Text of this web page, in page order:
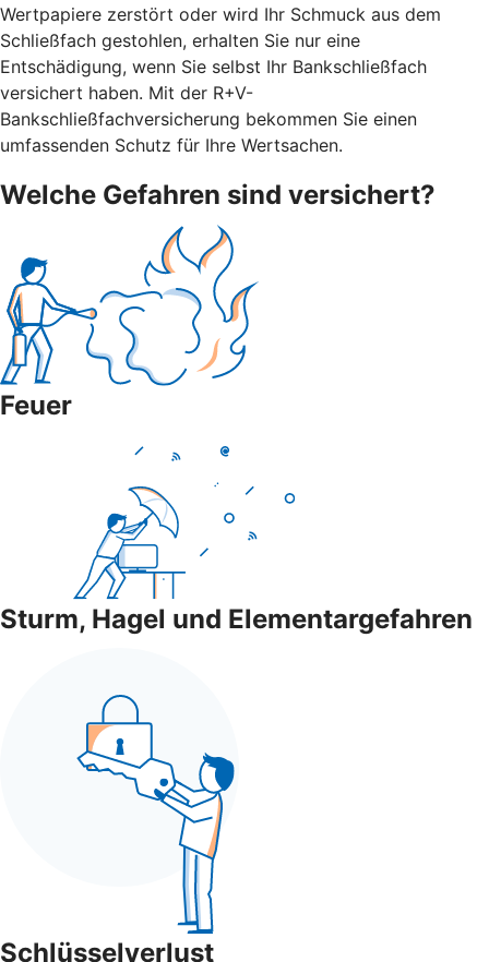
Wertpapiere zerstört oder wird Ihr Schmuck aus dem
Schließfach gestohlen, erhalten Sie nur eine
Entschädigung, wenn Sie selbst Ihr Bankschließfach
versichert haben. Mit der R+V-
Bankschließfachversicherung bekommen Sie einen
umfassenden Schutz für Ihre Wertsachen.
Welche Gefahren sind versichert?
Feuer
Sturm, Hagel und Elementargefahren
Schlüsselverlust